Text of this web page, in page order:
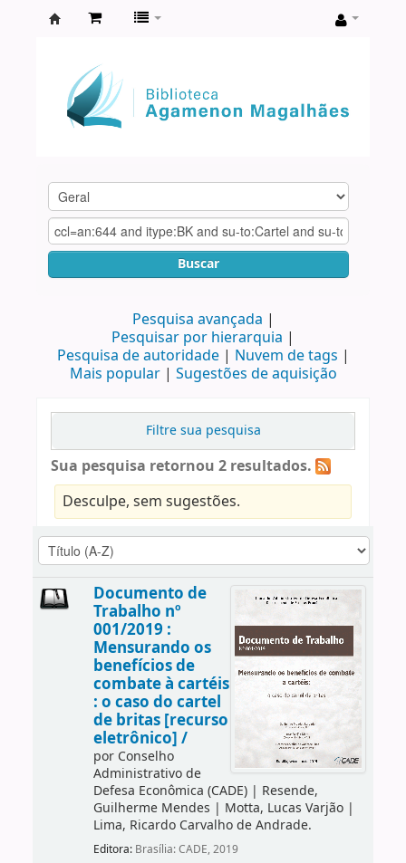
Agamenon
Magalhães
Buscar
Pesquisa avançada
Pesquisar por hierarquia
Pesquisa de autoridade
Nuvem de tags
Mais popular
Sugestões de aquisição
Filtre sua pesquisa
Sua pesquisa retornou 2 resultados.
Desculpe, sem sugestões.
Documento de
Trabalho nº
001/2019 :
Mensurando os
benefícios de
combate à cartéis
: o caso do cartel
de britas [recurso
eletrônico] /
por Conselho
Administrativo de
Defesa Econômica (CADE)| Resende,
Guilherme Mendes | Motta, Lucas Varjão|
Lima, Ricardo Carvalho de Andrade.
Editora: Brasília: CADE, 2019